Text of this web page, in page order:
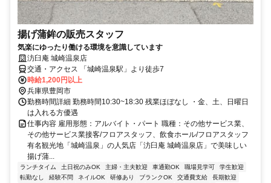
揚げ蒲鉾の販売スタッフ
気楽にゆったり働ける環境を意識しています
汸臼庵 城崎温泉店
交通・アクセス 「城崎温泉駅」より徒歩7
時給1,200円以上
兵庫県豊岡市
勤務時間詳細 勤務時間10:30~18:30 残業ほぼなし ・金、土、日曜日
は入れる方優遇
仕事内容 雇用形態：アルバイト・パート 職種：その他サービス業、
その他サービス業接客/フロアスタッフ、飲食ホール/フロアスタッフ
有名観光地「城崎温泉」の人気店「汸臼庵 城崎温泉店」で美味しい
揚げ蒲...
ランチタイム 土日祝のみOK 主婦・主夫歓迎 車通勤OK 職場見学可
学生歓迎
転勤なし
経験不問 ネイルOK 研修あり ブランクOK 交通費支給
長期歓迎